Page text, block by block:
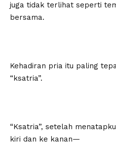
juga tidak terlihat seperti
bersama.
Kehadiran pria itu paling
“ksatria”.
“Ksatria”, setelah
kiri dan ke kanan—